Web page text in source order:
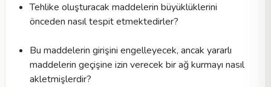
Tehlike oluşturacak maddelerin büyüklüklerini
önceden nasıl tespit etmektedirler?
Bu maddelerin girişini engelleyecek, ancak yararlı
maddelerin geçişine izin verecek bir ağ kurmayı nasıl
akletmişlerdir?